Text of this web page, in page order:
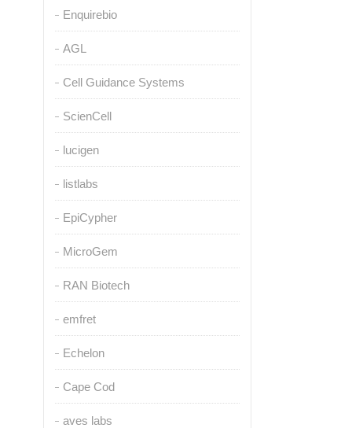
Enquirebio
AGL
Cell Guidance Systems
ScienCell
lucigen
listlabs
EpiCypher
MicroGem
RAN Biotech
emfret
Echelon
Cape Cod
aves labs